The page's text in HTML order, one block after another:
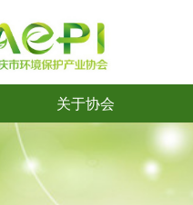
关于协会